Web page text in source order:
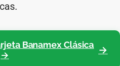
Banamex Clásica
→